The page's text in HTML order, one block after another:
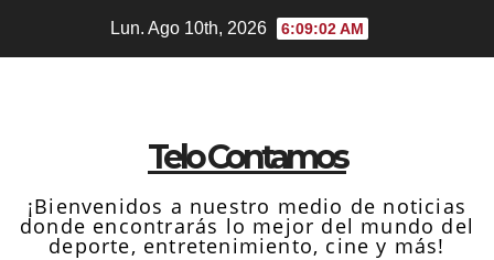
Lun. Ago 10th, 2026 6:09:04 AM
Telo Contamos
¡Bienvenidos a nuestro medio de noticias
donde encontrarás lo mejor del mundo del
deporte, entretenimiento, cine y más!